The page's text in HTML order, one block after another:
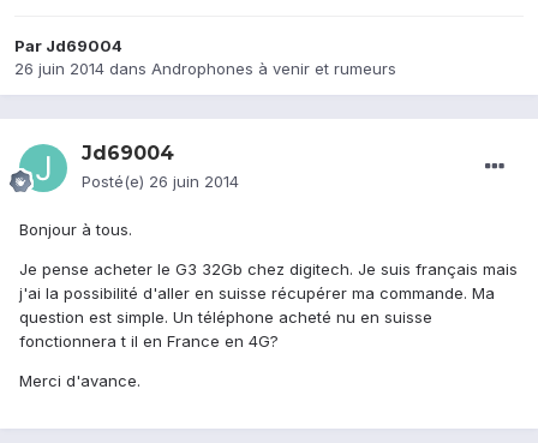
Par Jd69004
26 juin 2014 dans Androphones à venir et rumeurs
Jd69004
Posté(e) 26 juin 2014
Bonjour à tous.
Je pense acheter le G3 32Gb chez digitech. Je suis français mais
j'ai la possibilité d'aller en suisse récupérer ma commande. Ma
question est simple. Un téléphone acheté nu en suisse
fonctionnera t il en France en 4G?
Merci d'avance.